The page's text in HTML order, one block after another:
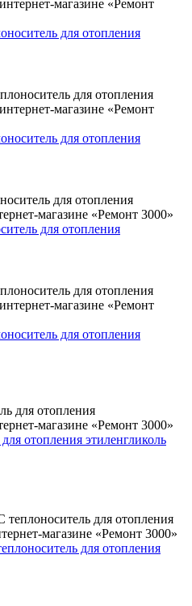
для отопления
для отопления
для отопления
для отопления
отопления этиленгликоль
для отопления